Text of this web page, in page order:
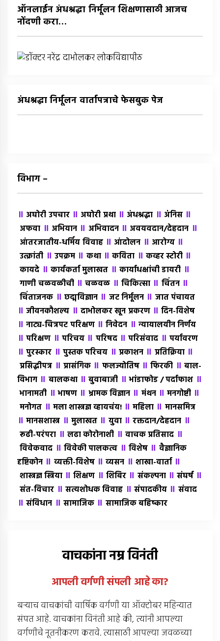
ऑनलाईन अंधश्रद्धा निर्मूलन शिक्षणासाठी आजच
नोंदणी करा…
अंधश्रद्धा निर्मूलन वार्तापत्राचे फेसबुक पेज
विभाग –
॥ अघोरी उपचार ॥ अघोरी प्रथा ॥ अंधश्रद्धा ॥ अंंनिस ॥
अफवा ॥ अभियान ॥ अभिवादन ॥ अवयवदान/देहदान ॥
आंतरजातीय-धर्मिय विवाह ॥ आंदोलन ॥ आरोग्य ॥
उत्क्रांती ॥ उपक्रम ॥ कथा ॥कविता ॥ कव्हर स्टोरी ॥
कायदे ॥ कार्यकर्ता मुलाखत ॥ कार्याधक्षांची डायरी ॥
गाणी चळवळीची ॥चळवळ ॥ चिकित्सा ॥ चिंतन ॥
चिंताजनक ॥ छद्मविज्ञान ॥ जट निर्मूलन ॥ जात पंचायत
॥जीवनकौशल्य ॥ दाभोलकर खून प्रकरण ॥दिन-विशेष
॥नाट्य-चित्रपट परिक्षण ॥निवेदन ॥ न्यायालयीन निर्णय
॥परिक्षण ॥ परिचय ॥ परिषद ॥परिसंवाद ॥ पर्यावरण
॥पुरस्कार ॥ पुस्तक परिचय ॥ प्रकाशन ॥ प्रतिक्रिया ॥
प्रसिद्धीपत्र ॥ प्रासंगिक ॥ फलज्योतिष ॥फिरकी ॥ बाल-
विभाग ॥ बालकथा ॥बुवाबाजी ॥भांडाफोड / पर्दाफाश ॥
भानामती ॥भाषण ॥ भ्रामक विज्ञान ॥ मंथन ॥मनगोष्टी ॥
मनोगत ॥ मला शास्त्रज्ञ व्हायचंय! ॥महिला ॥ मानसमित्र
॥मानसशास्त्र ॥ मुलाखत ॥ युवा ॥रक्तदान/देहदान ॥
रूढी-परंपरा ॥ लढा कोरोनाशी ॥ वाचक प्रतिसाद ॥
विवेकवाद ॥ विवेकी पालकत्व ॥ विशेष ॥ वैज्ञानिक
दृष्टिकोन ॥ व्यक्ती-विशेष ॥व्यसन ॥ शाखा-वार्ता ॥
शास्त्रज्ञ स्त्रिया ॥शिक्षण ॥ शिबिर ॥ संकल्पना ॥संघर्ष ॥
संत-विचार ॥ सत्यशोधक विवाह ॥ संपादकीय ॥ संवाद
॥संविधान ॥ सामाजिक ॥ सामाजिक बहिष्कार
वाचकांना नम्र विनंती
आपली वर्गणी संपली आहेका?
बर्‍याच वाचकांची वार्षिक वर्गणी या ऑक्टोबर महिन्यात
संपत आहे. वाचकांना विनंती आहे की, त्यांनी आपल्या
वर्गणीचे नूतनीकरण करावे. त्यासाठी आपल्या जवळच्या